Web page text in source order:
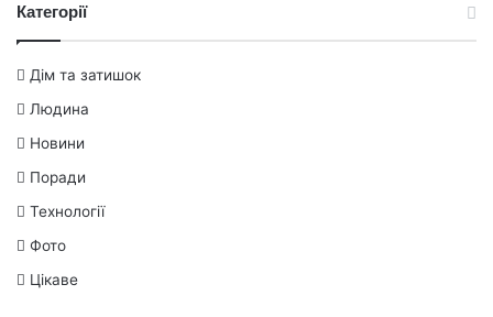
Категорії
Дім та затишок
Людина
Новини
Поради
Технології
Фото
Цікаве